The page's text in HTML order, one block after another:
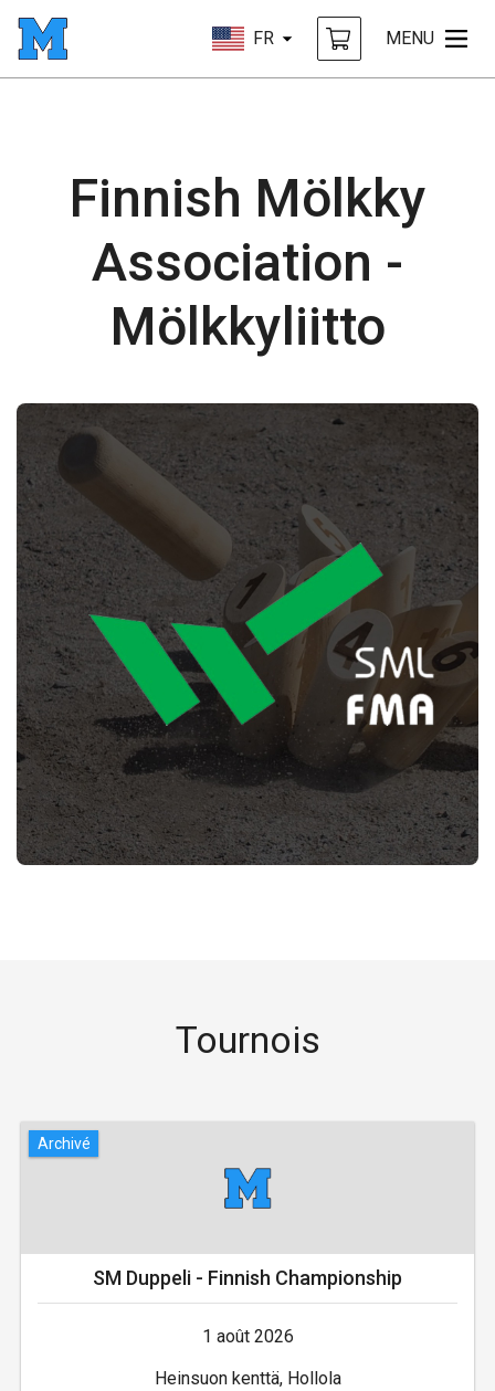
FR MENU
Finnish Mölkky
Association -
Mölkkyliitto
Tournois
Archivé
SM Duppeli - Finnish Championship
1 août 2026
Heinsuon kenttä, Hollola